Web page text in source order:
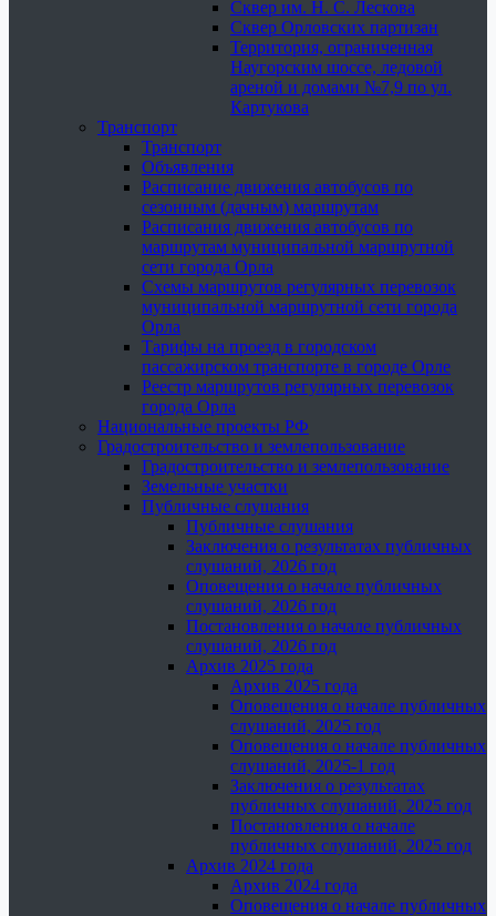
Сквер им. Н. С. Лескова
Сквер Орловских партизан
Территория, ограниченная
Наугорским шоссе, ледовой
ареной и домами №7,9 по ул.
Картукова
Транспорт
Транспорт
Объявления
Расписание движения автобусов по
сезонным (дачным) маршрутам
Расписания движения автобусов по
маршрутам муниципальной маршрутной
сети города Орла
Схемы маршрутов регулярных перевозок
муниципальной маршрутной сети города
Орла
Тарифы на проезд в городском
пассажирском транспорте в городе Орле
Реестр маршрутов регулярных перевозок
города Орла
Национальные проекты РФ
Градостроительство и землепользование
Градостроительство и землепользование
Земельные участки
Публичные слушания
Публичные слушания
Заключения о результатах публичных
слушаний, 2026 год
Оповещения о начале публичных
слушаний, 2026 год
Постановления о начале публичных
слушаний, 2026 год
Архив 2025 года
Архив 2025 года
Оповещения о начале публичных
слушаний, 2025 год
Оповещения о начале публичных
слушаний, 2025-1 год
Заключения о результатах
публичных слушаний, 2025 год
Постановления о начале
публичных слушаний, 2025 год
Архив 2024 года
Архив 2024 года
Оповещения о начале публичных